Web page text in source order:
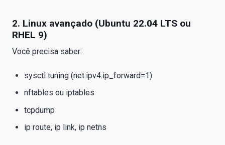
2. Linux avançado (Ubuntu 22.04 LTS ou
RHEL 9)
Você precisa saber:
sysctl tuning (net.ipv4.ip_forward=1)
nftables ou iptables
tcpdump
ip route, ip link, ip netns